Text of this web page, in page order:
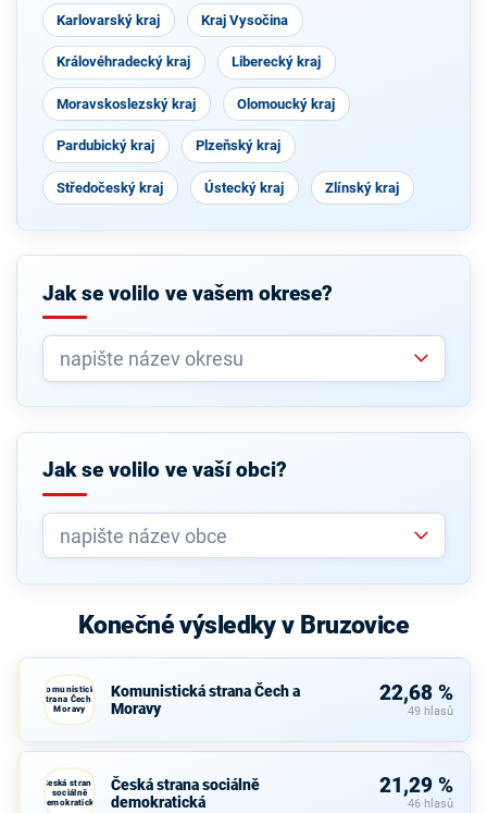
Karlovarský kraj Kraj Vysočina
Královéhradecký kraj Liberecký kraj
Moravskoslezský kraj Olomoucký kraj
Pardubický kraj Plzeňský kraj
Středočeský kraj Ústecký kraj Zlínský kraj
Jak se volilo ve vašem okrese?
Jak se volilo ve vaší obci?
Konečné výsledky v Bruzovice
Komunistická
strana Čech a
Moravy
Komunistická strana Čech a
Moravy
22,68 %
49 hlasů
Česká strana
sociálně
demokratická
Česká strana sociálně
demokratická
21,29 %
46 hlasů